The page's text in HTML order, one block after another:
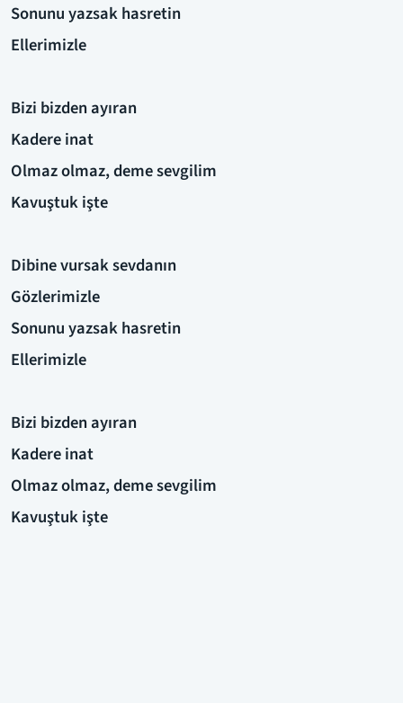
Sonunu yazsak hasretin
Ellerimizle
Bizi bizden ayıran
Kadere inat
Olmaz olmaz, deme sevgilim
Kavuştuk işte
Dibine vursak sevdanın
Gözlerimizle
Sonunu yazsak hasretin
Ellerimizle
Bizi bizden ayıran
Kadere inat
Olmaz olmaz, deme sevgilim
Kavuştuk işte